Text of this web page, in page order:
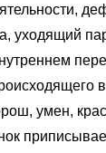
уходящий
умен,